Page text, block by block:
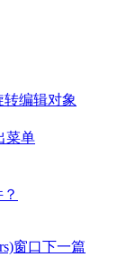
转编辑对象
菜单
窗口下一篇